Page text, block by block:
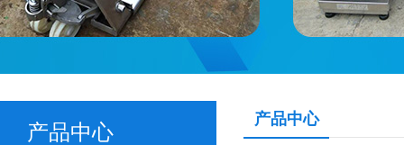
产品中心
产品中心